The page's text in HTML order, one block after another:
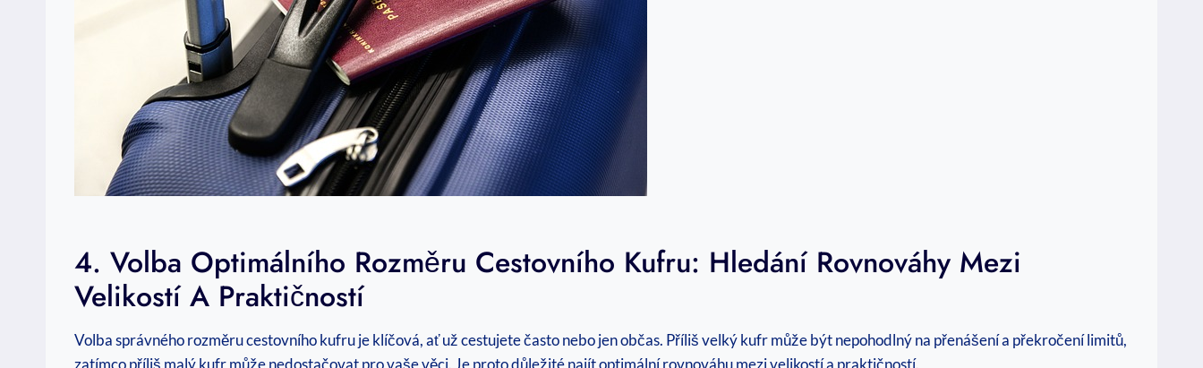
4. Volba Optimálního Rozměru Cestovního Kufru: Hledání Rovnováhy Mezi
Velikostí A Praktičností
Volba správného rozměru cestovního kufru je klíčová, ať už cestujete často nebo jen občas. Příliš velký kufr může být nepohodlný na přenášení a překročení limitů,